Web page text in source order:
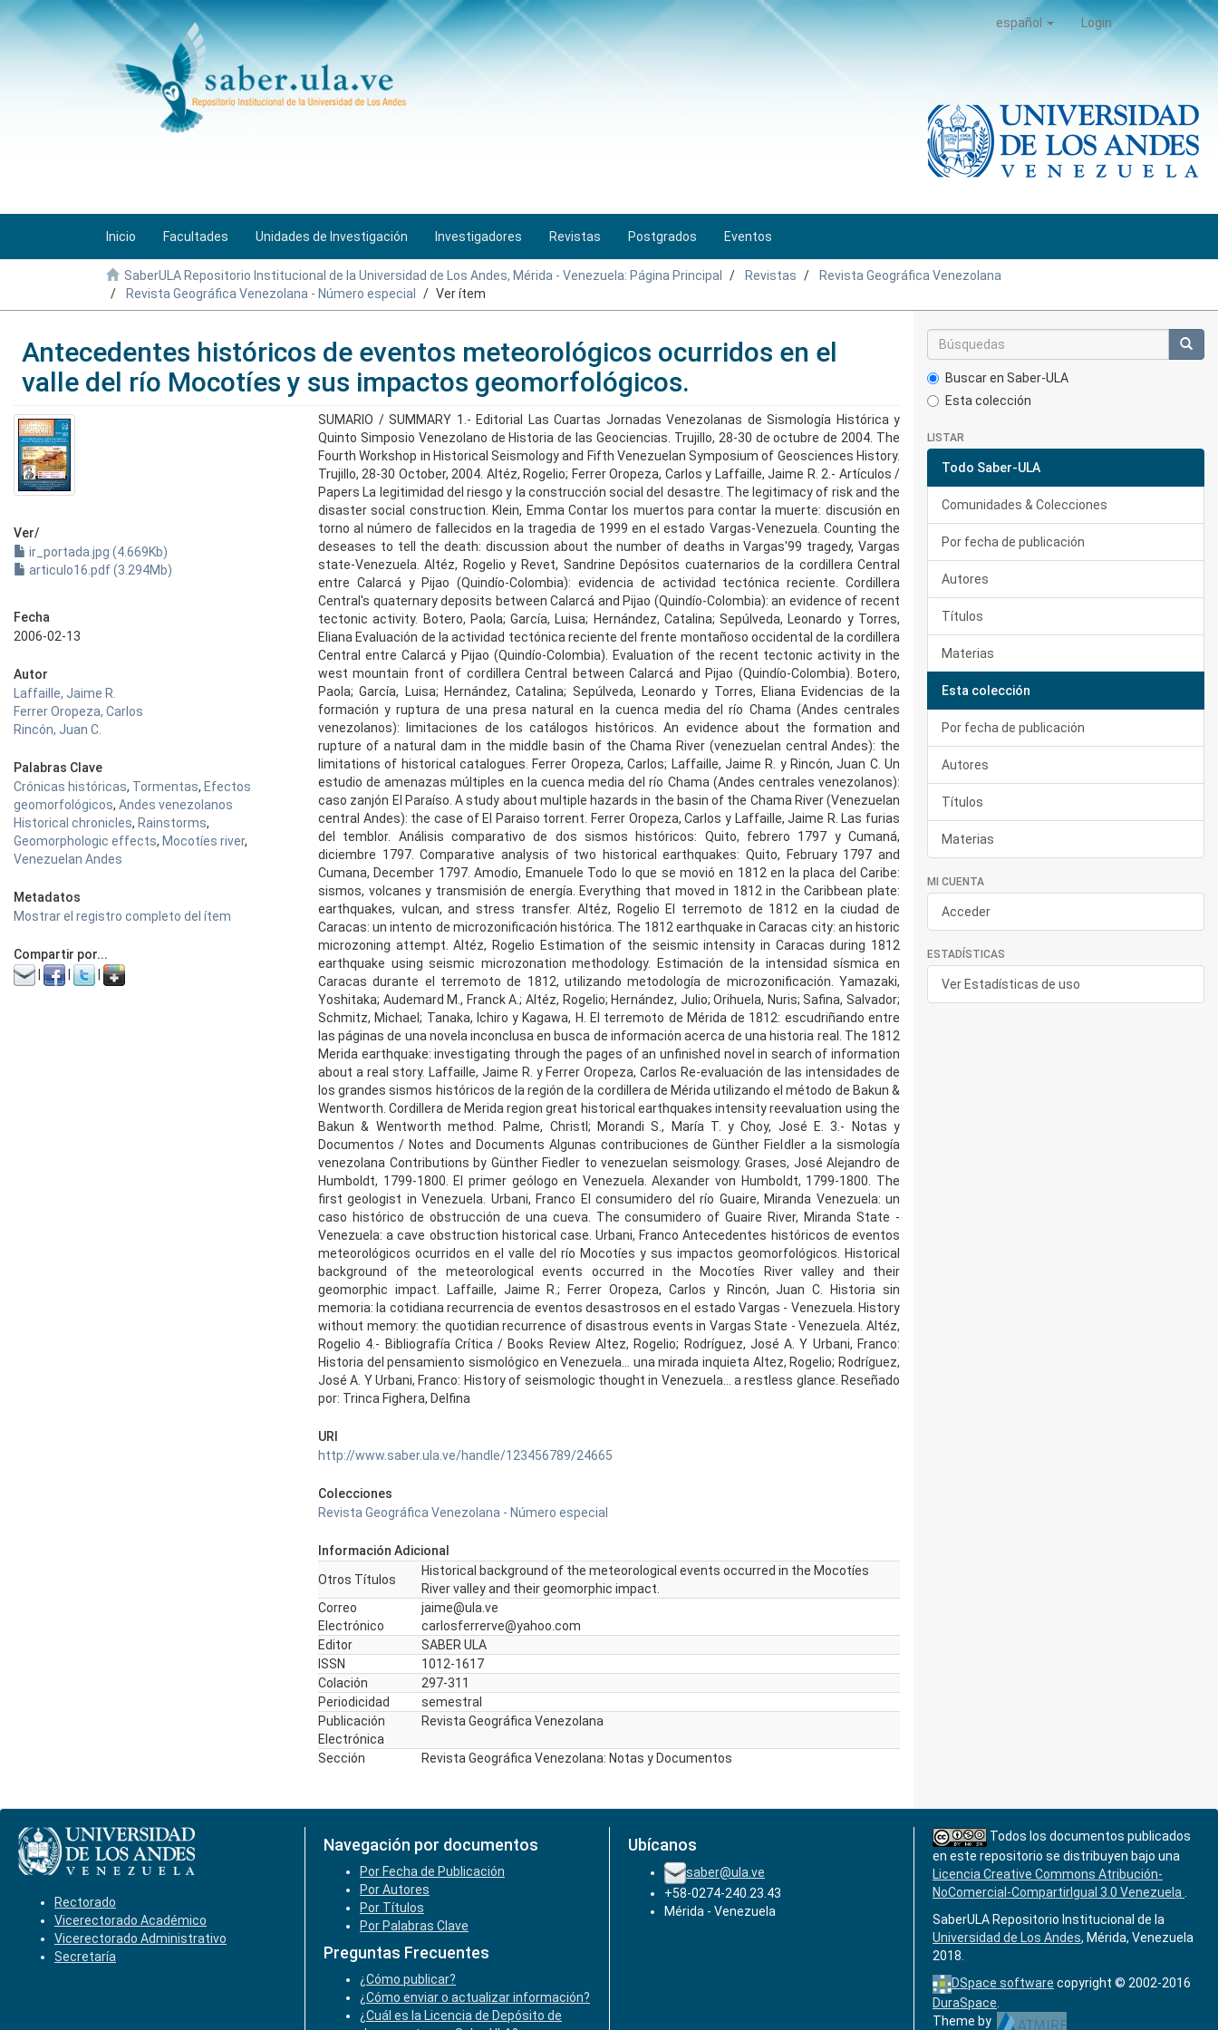
español Login
Inicio Facultades Unidades de Investigación Investigadores Revistas Postgrados Eventos
SaberULA Repositorio Institucional de la Universidad de Los Andes, Mérida - Venezuela: Página Principal Revistas
Revista Geográfica Venezolana
Revista Geográfica Venezolana - Número especial
Ver ítem
Antecedentes históricos de eventos meteorológicos ocurridos en el
valle del río Mocotíes y sus impactos geomorfológicos.
Ver/
ir_portada.jpg (4.669Kb)
articulo16.pdf (3.294Mb)
Fecha
2006-02-13
Autor
Laffaille, Jaime R.
Ferrer Oropeza, Carlos
Rincón, Juan C.
Palabras Clave
Crónicas históricas, Tormentas, Efectos
geomorfológicos, Andes venezolanos
Historical chronicles, Rainstorms,
Geomorphologic effects, Mocotíes river,
Venezuelan Andes
Metadatos
Mostrar el registro completo del ítem
Compartir por...
SUMARIO / SUMMARY 1.- Editorial Las Cuartas Jornadas Venezolanas de Sismología Histórica y
Quinto Simposio Venezolano de Historia de las Geociencias. Trujillo, 28-30 de octubre de 2004. The
Fourth Workshop in Historical Seismology and Fifth Venezuelan Symposium of Geosciences History.
Trujillo, 28-30 October, 2004. Altéz, Rogelio; Ferrer Oropeza, Carlos y Laffaille, Jaime R. 2.- Artículos /
Papers La legitimidad del riesgo y la construcción social del desastre. The legitimacy of risk and the
disaster social construction. Klein, Emma Contar los muertos para contar la muerte: discusión en
torno al número de fallecidos en la tragedia de 1999 en el estado Vargas-Venezuela. Counting the
deseases to tell the death: discussion about the number of deaths in Vargas'99 tragedy, Vargas
state-Venezuela. Altéz, Rogelio y Revet, Sandrine Depósitos cuaternarios de la cordillera Central
entre Calarcá y Pijao (Quindío-Colombia): evidencia de actividad tectónica reciente. Cordillera
Central's quaternary deposits between Calarcá and Pijao (Quindío-Colombia): an evidence of recent
tectonic activity. Botero, Paola; García, Luisa; Hernández, Catalina; Sepúlveda, Leonardo y Torres,
Eliana Evaluación de la actividad tectónica reciente del frente montañoso occidental de la cordillera
Central entre Calarcá y Pijao (Quindío-Colombia). Evaluation of the recent tectonic activity in the
west mountain front of cordillera Central between Calarcá and Pijao (Quindío-Colombia). Botero,
Paola; García, Luisa; Hernández, Catalina; Sepúlveda, Leonardo y Torres, Eliana Evidencias de la
formación y ruptura de una presa natural en la cuenca media del río Chama (Andes centrales
venezolanos): limitaciones de los catálogos históricos. An evidence about the formation and
rupture of a natural dam in the middle basin of the Chama River (venezuelan central Andes): the
limitations of historical catalogues. Ferrer Oropeza, Carlos; Laffaille, Jaime R. y Rincón, Juan C. Un
estudio de amenazas múltiples en la cuenca media del río Chama (Andes centrales venezolanos):
caso zanjón El Paraíso. A study about multiple hazards in the basin of the Chama River (Venezuelan
central Andes): the case of El Paraiso torrent. Ferrer Oropeza, Carlos y Laffaille, Jaime R. Las furias
del temblor. Análisis comparativo de dos sismos históricos: Quito, febrero 1797 y Cumaná,
diciembre 1797. Comparative analysis of two historical earthquakes: Quito, February 1797 and
Cumana, December 1797. Amodio, Emanuele Todo lo que se movió en 1812 en la placa del Caribe:
sismos, volcanes y transmisión de energía. Everything that moved in 1812 in the Caribbean plate:
earthquakes, vulcan, and stress transfer. Altéz, Rogelio El terremoto de 1812 en la ciudad de
Caracas: un intento de microzonificación histórica. The 1812 earthquake in Caracas city: an historic
microzoning attempt. Altéz, Rogelio Estimation of the seismic intensity in Caracas during 1812
earthquake using seismic microzonation methodology. Estimación de la intensidad sísmica en
Caracas durante el terremoto de 1812, utilizando metodología de microzonificación. Yamazaki,
Yoshitaka; Audemard M., Franck A.; Altéz, Rogelio; Hernández, Julio; Orihuela, Nuris; Safina, Salvador;
Schmitz, Michael; Tanaka, Ichiro y Kagawa, H. El terremoto de Mérida de 1812: escudriñando entre
las páginas de una novela inconclusa en busca de información acerca de una historia real. The 1812
Merida earthquake: investigating through the pages of an unfinished novel in search of information
about a real story. Laffaille, Jaime R. y Ferrer Oropeza, Carlos Re-evaluación de las intensidades de
los grandes sismos históricos de la región de la cordillera de Mérida utilizando el método de Bakun &
Wentworth. Cordillera de Merida region great historical earthquakes intensity reevaluation using the
Bakun & Wentworth method. Palme, Christl; Morandi S., María T. y Choy, José E. 3.- Notas y
Documentos / Notes and Documents Algunas contribuciones de Günther Fieldler a la sismología
venezolana Contributions by Günther Fiedler to venezuelan seismology. Grases, José Alejandro de
Humboldt, 1799-1800. El primer geólogo en Venezuela. Alexander von Humboldt, 1799-1800. The
first geologist in Venezuela. Urbani, Franco El consumidero del río Guaire, Miranda Venezuela: un
caso histórico de obstrucción de una cueva. The consumidero of Guaire River, Miranda State -
Venezuela: a cave obstruction historical case. Urbani, Franco Antecedentes históricos de eventos
meteorológicos ocurridos en el valle del río Mocotíes y sus impactos geomorfológicos. Historical
background of the meteorological events occurred in the Mocotíes River valley and their
geomorphic impact. Laffaille, Jaime R.; Ferrer Oropeza, Carlos y Rincón, Juan C. Historia sin
memoria: la cotidiana recurrencia de eventos desastrosos en el estado Vargas - Venezuela. History
without memory: the quotidian recurrence of disastrous events in Vargas State - Venezuela. Altéz,
Rogelio 4.- Bibliografía Crítica / Books Review Altez, Rogelio; Rodríguez, José A. Y Urbani, Franco:
Historia del pensamiento sismológico en Venezuela... una mirada inquieta Altez, Rogelio; Rodríguez,
José A. Y Urbani, Franco: History of seismologic thought in Venezuela... a restless glance. Reseñado
por: Trinca Fighera, Delfina
URI
http://www.saber.ula.ve/handle/123456789/24665
Colecciones
Revista Geográfica Venezolana - Número especial
Información Adicional
Otros Títulos
Historical background of the meteorological events occurred in the Mocotíes
River valley and their geomorphic impact.
Correo
Electrónico
jaime@ula.ve
carlosferrerve@yahoo.com
Editor
SABER ULA
ISSN
1012-1617
Colación
297-311
Periodicidad
semestral
Publicación
Electrónica
Revista Geográfica Venezolana
Sección Revista Geográfica Venezolana: Notas y Documentos
Buscar en Saber-ULA
Esta colección
LISTAR
Todo Saber-ULA
Comunidades & Colecciones
Por fecha de publicación
Autores
Títulos
Materias
Esta colección
Por fecha de publicación
Autores
Títulos
Materias
MI CUENTA
Acceder
ESTADÍSTICAS
Ver Estadísticas de uso
Rectorado
Vicerectorado Académico
Vicerectorado Administrativo
Secretaría
Navegación por documentos
Por Fecha de Publicación
Por Autores
Por Títulos
Por Palabras Clave
Preguntas Frecuentes
¿Cómo publicar?
¿Cómo enviar o actualizar información?
¿Cuál es la Licencia de Depósito de
Ubícanos
saber@ula.ve
+58-0274-240.23.43
Mérida - Venezuela
Todos los documentos publicados
en este repositorio se distribuyen bajo una
Licencia Creative Commons Atribución-
NoComercial-CompartirIgual 3.0 Venezuela
SaberULA Repositorio Institucional de la
Universidad de Los Andes, Mérida, Venezuela
2018.
DSpace software copyright © 2002-2016
DuraSpace
Theme by